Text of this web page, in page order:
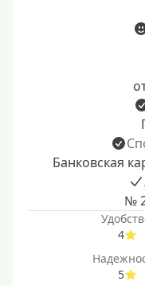
Банковская
№
4
5